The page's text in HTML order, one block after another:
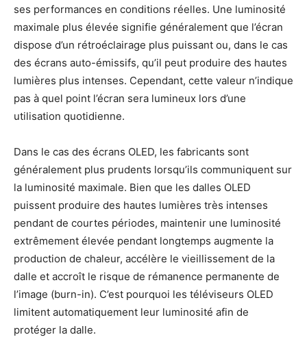
ses performances en conditions réelles. Une luminosité
maximale plus élevée signifie généralement que l’écran
dispose d’un rétroéclairage plus puissant ou, dans le cas
des écrans auto-émissifs, qu’il peut produire des hautes
lumières plus intenses. Cependant, cette valeur n’indique
pas à quel point l’écran sera lumineux lors d’une
utilisation quotidienne.
Dans le cas des écrans OLED, les fabricants sont
généralement plus prudents lorsqu’ils communiquent sur
la luminosité maximale. Bien que les dalles OLED
puissent produire des hautes lumières très intenses
pendant de courtes périodes, maintenir une luminosité
extrêmement élevée pendant longtemps augmente la
production de chaleur, accélère le vieillissement de la
dalle et accroît le risque de rémanence permanente de
l’image (burn-in). C’est pourquoi les téléviseurs OLED
limitent automatiquement leur luminosité afin de
protéger la dalle.